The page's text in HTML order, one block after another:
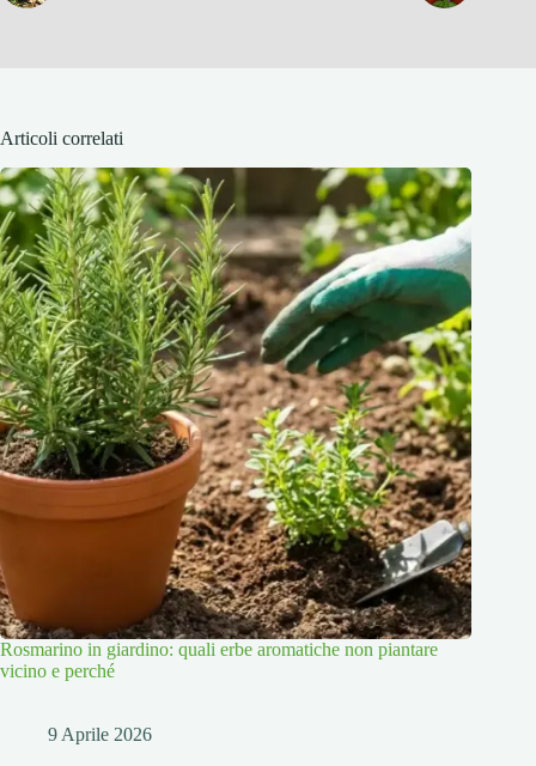
Articoli correlati
Rosmarino in giardino: quali erbe aromatiche non piantare
vicino e perché
9 Aprile 2026